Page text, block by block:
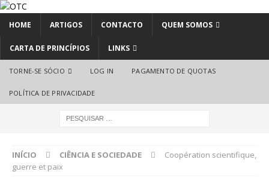
HOME ARTIGOS CONTACTO QUEM SOMOS
CARTA DE PRINCÍPIOS LINKS
TORNE-SE SÓCIO LOG IN PAGAMENTO DE QUOTAS
POLÍTICA DE PRIVACIDADE
INÍCIO CIÊNCIA E SOCIEDADE
Coopération scientifique,
guerre et paix